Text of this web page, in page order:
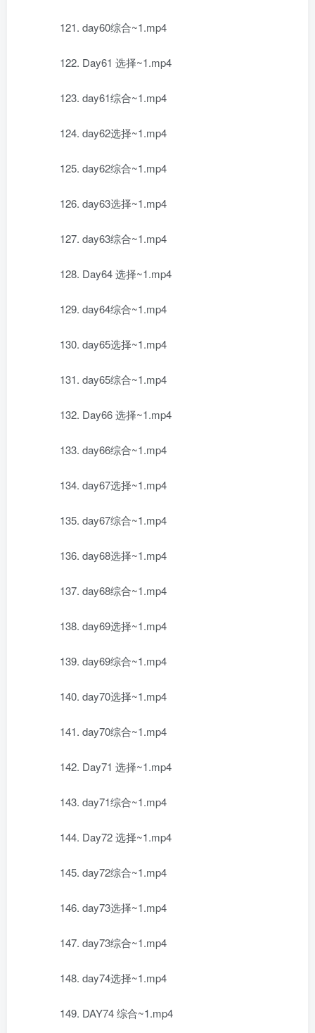
121. day60综合~1.mp4
122. Day61 选择~1.mp4
123. day61综合~1.mp4
124. day62选择~1.mp4
125. day62综合~1.mp4
126. day63选择~1.mp4
127. day63综合~1.mp4
128. Day64 选择~1.mp4
129. day64综合~1.mp4
130. day65选择~1.mp4
131. day65综合~1.mp4
132. Day66 选择~1.mp4
133. day66综合~1.mp4
134. day67选择~1.mp4
135. day67综合~1.mp4
136. day68选择~1.mp4
137. day68综合~1.mp4
138. day69选择~1.mp4
139. day69综合~1.mp4
140. day70选择~1.mp4
141. day70综合~1.mp4
142. Day71 选择~1.mp4
143. day71综合~1.mp4
144. Day72 选择~1.mp4
145. day72综合~1.mp4
146. day73选择~1.mp4
147. day73综合~1.mp4
148. day74选择~1.mp4
149. DAY74 综合~1.mp4